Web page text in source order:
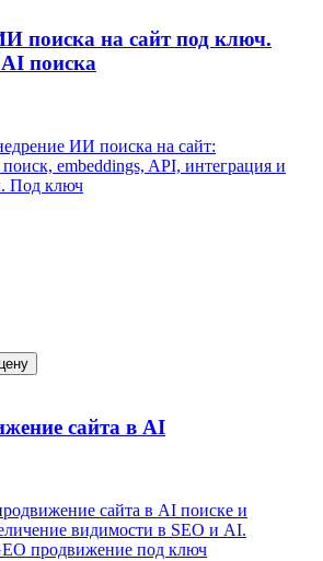
поиска на сайт под ключ.
поиска
ИИ поиска на сайт:
embeddings, API, интеграция и
Под ключ
сайта в AI
сайта в AI поиске и
видимости в SEO и AI.
продвижение под ключ